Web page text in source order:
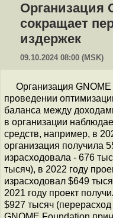
Организация
сокращает
издержек
09.10.2024 08:00 (MSK)
Организация
проведении
баланса между
в организации
средств, например, в
организация получила
израсходовала - 676
тысяч), в 2022 году
израсходовал $649
2021 году проект
$927 тысяч